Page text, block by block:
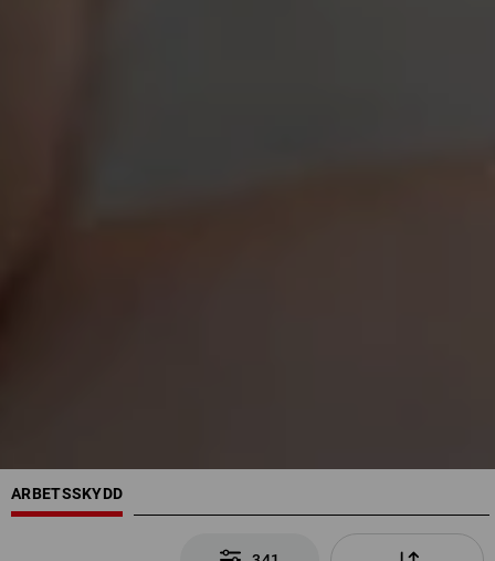
ARBETSSKYDD